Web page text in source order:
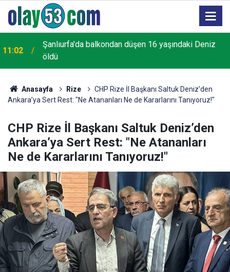
11:02
Şanlıurfa'da balkondan düşen 16 yaşındaki Deniz
öldü
Anasayfa Rize
CHP Rize İl Başkanı Saltuk Deniz’den
Ankara’ya Sert Rest: "Ne Atananları Ne de Kararlarını Tanıyoruz!"
CHP Rize İl Başkanı Saltuk Deniz’den
Ankara’ya Sert Rest: "Ne Atananları
Ne de Kararlarını Tanıyoruz!"